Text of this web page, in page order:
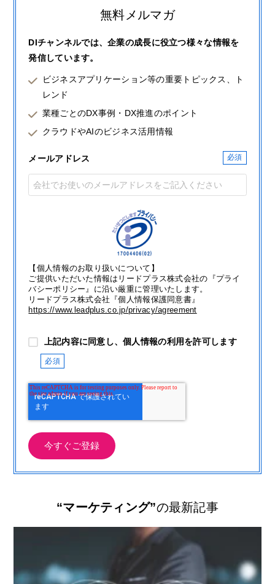
無料メルマガ
DIチャンネルでは、企業の成長に役立つ様々な情報を
発信しています。
ビジネスアプリケーション等の重要トピックス、ト
レンド
業種ごとのDX事例・DX推進のポイント
クラウドやAIのビジネス活用情報
メールアドレス
【個人情報のお取り扱いについて】
ご提供いただいた情報はリードプラス株式会社の『プライ
バシーポリシー』に沿い厳重に管理いたします。
リードプラス株式会社『個人情報保護同意書』
https://www.leadplus.co.jp/privacy/agreement
上記内容に同意し、個人情報の利用を許可します
“マーケティング”の最新記事